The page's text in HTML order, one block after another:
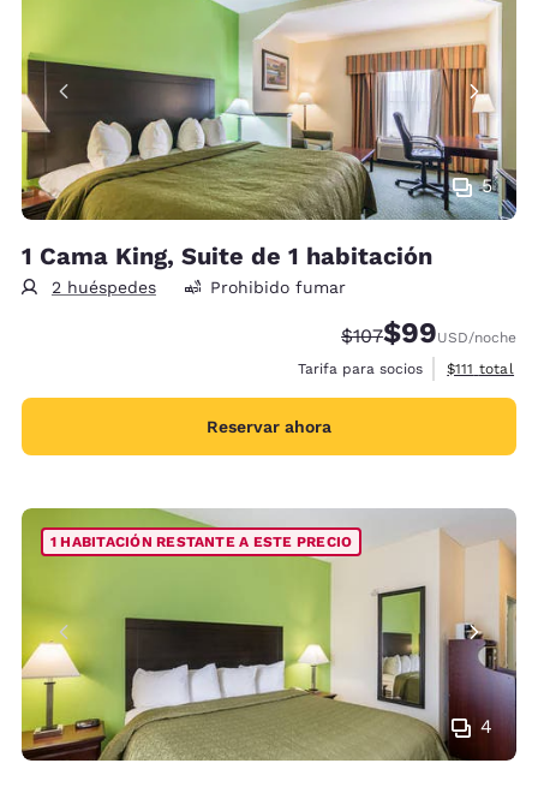
5
1 Cama King, Suite de 1 habitación
2 huéspedes Prohibido fumar
Precio tachado:
$107Precio con
$99USD/noche
Tarifa para socios
Ver detalles
$111 total
Reservar ahora
4
1 HABITACIÓN RESTANTE A ESTE PRECIO